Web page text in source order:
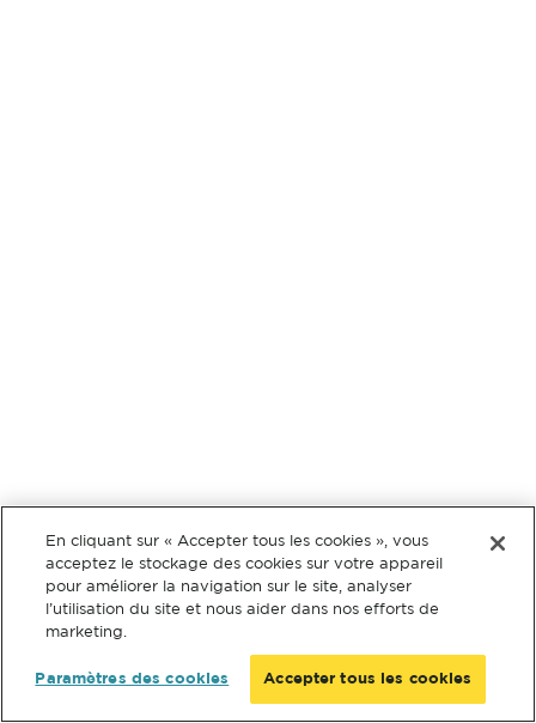
En cliquant sur « Accepter tous les cookies », vous
acceptez le stockage des cookies sur votre appareil
pour améliorer la navigation sur le site, analyser
l’utilisation du site et nous aider dans nos efforts de
marketing.
Paramètres des cookies Accepter tous les cookies